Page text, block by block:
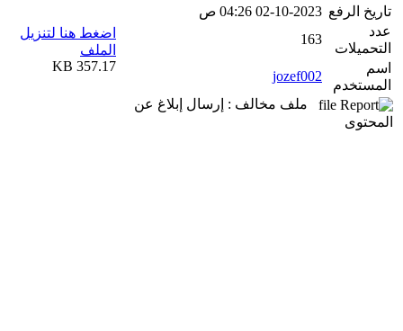
تاريخ الرفع 02-10-2023 04:26 ص
عدد
التحميلات
163
اسم
المستخدم
jozef002
ملف مخالف : إرسال إبلاغ عن
المحتوى
اضغط هنا لتنزيل
الملف
357.17 KB